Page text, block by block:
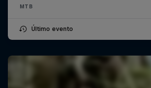
MTB
Último evento